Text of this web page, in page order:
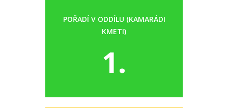
POŘADÍ V ODDÍLU (KAMARÁDI
KMETI)
1.